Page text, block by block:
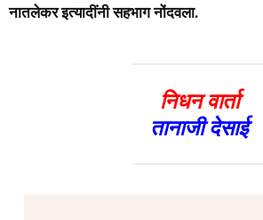
नातलेकर इत्यादींनी सहभाग नोंदवला.
निधन वार्ता
तानाजी देसाई